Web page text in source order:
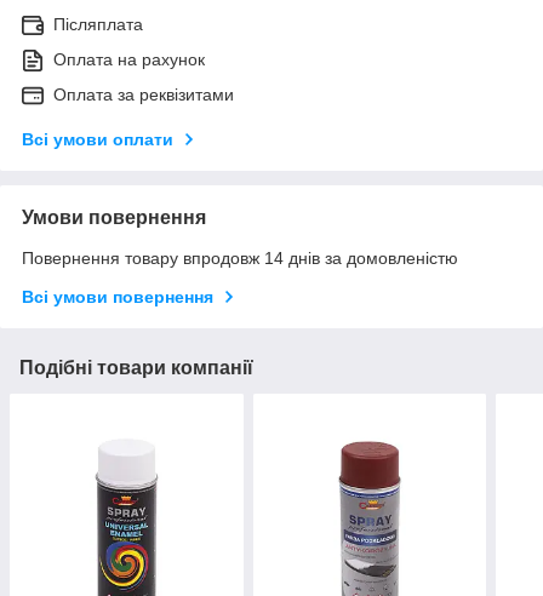
Післяплата
Оплата на рахунок
Оплата за реквізитами
Всі умови оплати
Умови повернення
Повернення товару впродовж 14 днів за домовленістю
Всі умови повернення
Подібні товари компанії